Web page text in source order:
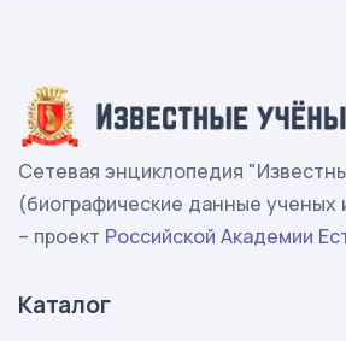
Сетевая энциклопедия
(биографические данные ученых
– проект Российской Академии
Каталог